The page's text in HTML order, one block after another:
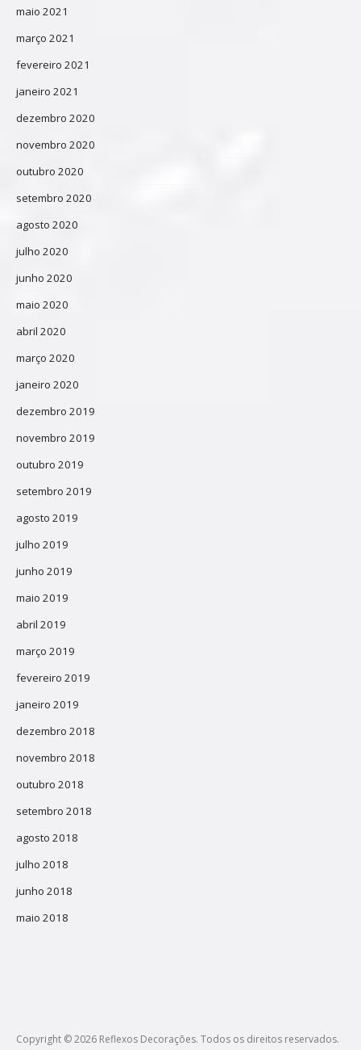
maio 2021
março 2021
fevereiro 2021
janeiro 2021
dezembro 2020
novembro 2020
outubro 2020
setembro 2020
agosto 2020
julho 2020
junho 2020
maio 2020
abril 2020
março 2020
janeiro 2020
dezembro 2019
novembro 2019
outubro 2019
setembro 2019
agosto 2019
julho 2019
junho 2019
maio 2019
abril 2019
março 2019
fevereiro 2019
janeiro 2019
dezembro 2018
novembro 2018
outubro 2018
setembro 2018
agosto 2018
julho 2018
junho 2018
maio 2018
Copyright © 2026 Reflexos Decorações. Todos os direitos reservados.